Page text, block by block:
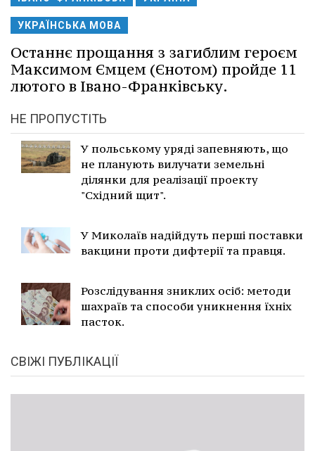
УКРАЇНСЬКА МОВА
Останнє прощання з загиблим героєм
Максимом Ємцем (Єнотом) пройде 11
лютого в Івано-Франківську.
НЕ ПРОПУСТІТЬ
У польському уряді запевняють, що
не планують вилучати земельні
ділянки для реалізації проекту
"Східний щит".
У Миколаїв надійдуть перші поставки
вакцини проти дифтерії та правця.
Розслідування зниклих осіб: методи
шахраїв та способи уникнення їхніх
пасток.
СВІЖІ ПУБЛІКАЦІЇ